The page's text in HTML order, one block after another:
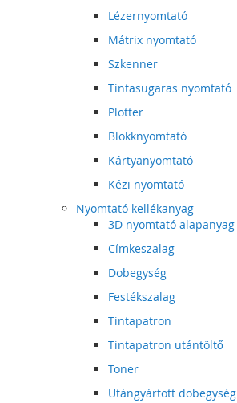
Lézernyomtató
Mátrix nyomtató
Szkenner
Tintasugaras nyomtató
Plotter
Blokknyomtató
Kártyanyomtató
Kézi nyomtató
Nyomtató kellékanyag
3D nyomtató alapanyag
Címkeszalag
Dobegység
Festékszalag
Tintapatron
Tintapatron utántöltő
Toner
Utángyártott dobegység